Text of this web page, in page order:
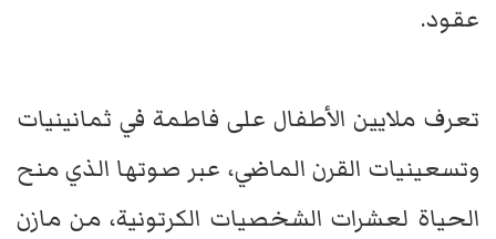
عقود.
تعرف ملايين الأطفال على فاطمة في ثمانينيات
وتسعينيات القرن الماضي، عبر صوتها الذي منح
الحياة لعشرات الشخصيات الكرتونية، من مازن